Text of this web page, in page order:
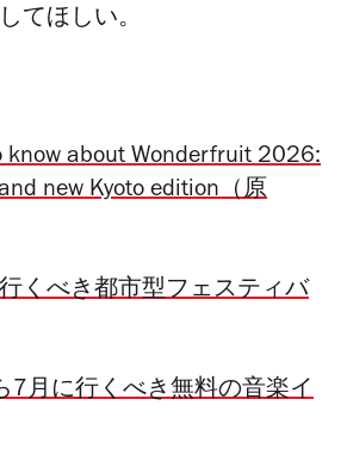
てほしい。
know about Wonderfruit 2026:
new Kyoto edition（原
くべき都市型フェスティバ
7月に行くべき無料の音楽イ